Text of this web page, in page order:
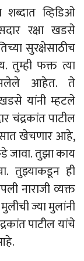
व्हिडिओ
रक्षा खडसे
सुरक्षेसाठीच
तुम्ही फक्त त्या
आहेत. ते
यांनी म्हटले
चंद्रकांत पाटील
खेचणार आहे,
जावा. तुझा काय
तुझ्याकडून ही
नाराजी व्यक्त
ज्या मुलांनी
पाटील यांचे